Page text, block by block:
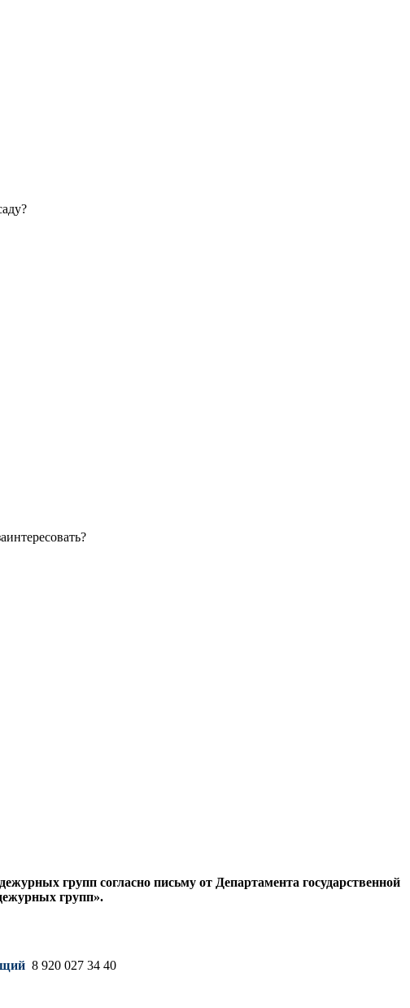
групп согласно письму от Департамента государственной
групп».
8 920 027 34 40